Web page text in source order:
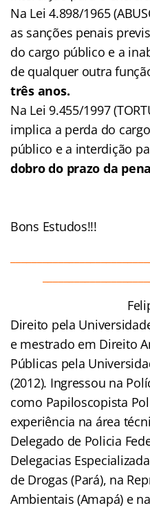
Na Lei 4.898/1965
as sanções penais
do cargo público e a
de qualquer outra
três anos.
Na Lei 9.455/1997
implica a perda do
público e a interdição
dobro do prazo da
Bons Estudos!!!
Direito pela
e mestrado em Direito
Públicas pela
(2012). Ingressou na
como Papiloscopista
experiência na área
Delegado de Policia
Delegacias
de Drogas (Pará), na
Ambientais (Amapá) e